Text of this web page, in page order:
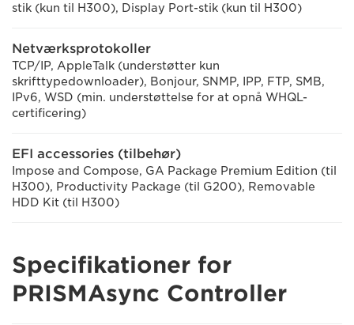
stik (kun til H300), Display Port-stik (kun til H300)
Netværksprotokoller
TCP/IP, AppleTalk (understøtter kun
skrifttypedownloader), Bonjour, SNMP, IPP, FTP, SMB,
IPv6, WSD (min. understøttelse for at opnå WHQL-
certificering)
EFI accessories (tilbehør)
Impose and Compose, GA Package Premium Edition (til
H300), Productivity Package (til G200), Removable
HDD Kit (til H300)
Specifikationer for
PRISMAsync Controller